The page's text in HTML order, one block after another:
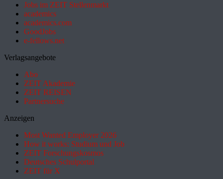
Jobs im ZEIT Stellenmarkt
academics
academics.com
GoodJobs
e-fellows.net
Verlagsangebote
Abo
ZEIT Akademie
ZEIT REISEN
Partnersuche
Anzeigen
Most Wanted Employer 2026
How it works: Studium und Job
ZEIT Forschungskosmos
Deutsches Schulportal
ZEIT für X